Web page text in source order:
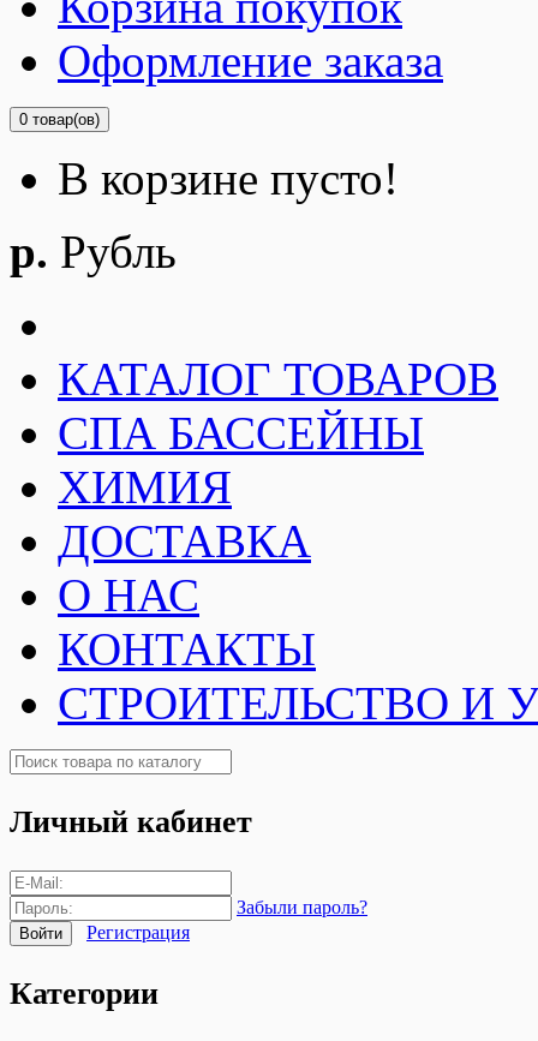
Оформление заказа
0 товар(ов)
В корзине пусто!
р. Рубль
КАТАЛОГ ТОВАРОВ
СПА БАССЕЙНЫ
ХИМИЯ
ДОСТАВКА
О НАС
КОНТАКТЫ
СТРОИТЕЛЬСТВО И
Личный кабинет
Забыли пароль?
Регистрация
Категории